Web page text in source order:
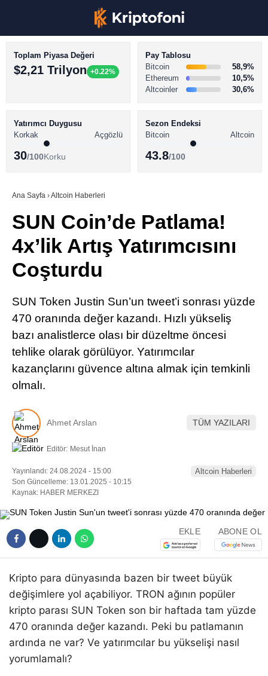
Youtube
TikTok
LinkedIn
Telegram
BİTCOİN HABERLERİ
ALTCOİN HABERLERİ
SÖZLÜK
Toplam Piyasa Değeri
$2,21 Trilyon +0.22%
Pay Tablosu
Bitcoin
58,9%
Ethereum
10,5%
Altcoinler
30,6%
Yatırımcı Duygusu
Korkak
Açgözlü
30/100Korku
Sezon Endeksi
Bitcoin
Altcoin
43.8/100
Ana Sayfa ›Altcoin Haberleri
SUN Coin’de Patlama!
4x’lik Artış Yatırımcısını
Coşturdu
SUN Token Justin Sun’un tweet’i sonrası yüzde
470 oranında değer kazandı. Hızlı yükseliş
bazı analistlerce olası bir düzeltme öncesi
tehlike olarak görülüyor. Yatırımcılar
kazançlarını güvence altına almak için temkinli
olmalı.
Ahmet Arslan TÜM YAZILARI
Editör: Mesut İnan
Yayınlandı: 24.08.2024 - 15:00
Son Güncelleme: 13.01.2025 - 10:15
Kaynak: HABER MERKEZI
Altcoin Haberleri
EKLE ABONE OL
Kripto para dünyasında bazen bir tweet büyük
değişimlere yol açabiliyor. TRON ağının popüler
kripto parası SUN Token son bir haftada tam yüzde
470 oranında değer kazandı. Peki bu patlamanın
ardında ne var? Ve yatırımcılar bu yükselişi nasıl
yorumlamalı?